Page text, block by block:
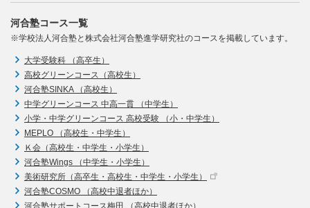
河合塾コース一覧
※学校法人河合塾と株式会社河合塾進学研究社のコースを掲載しています。
大学受験科 （高卒生）
高校グリーンコース（高校生）
河合塾SINKA （高校生）
中学グリーンコース 中高一貫 （中学生）
小学・中学グリーンコース 高校受験 （小・中学生）
MEPLO （高校生・中学生）
Ｋ会（高校生・中学生・小学生）
河合塾Wings （中学生・小学生）
美術研究所（高卒生・高校生・中学生・小学生）
河合塾COSMO （高校中退者ほか）
河合塾サポートコース梅田 （高校中退者ほか）